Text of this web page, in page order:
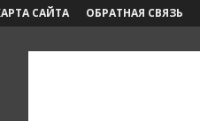
САЙТА ОБРАТНАЯ СВЯЗЬ